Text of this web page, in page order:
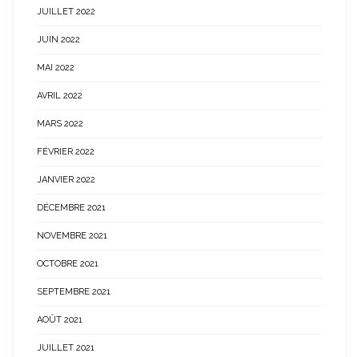
JUILLET 2022
JUIN 2022
MAI 2022
AVRIL 2022
MARS 2022
FÉVRIER 2022
JANVIER 2022
DÉCEMBRE 2021
NOVEMBRE 2021
OCTOBRE 2021
SEPTEMBRE 2021
AOÛT 2021
JUILLET 2021